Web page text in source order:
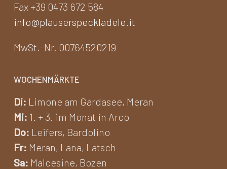
Fax +39 0473 672 584
info@plauserspeckladele.it
MwSt.-Nr. 00764520219
WOCHENMÄRKTE
Di: Limone am Gardasee, Meran
Mi: 1. + 3. im Monat in Arco
Do: Leifers, Bardolino
Fr: Meran, Lana, Latsch
Sa: Malcesine, Bozen